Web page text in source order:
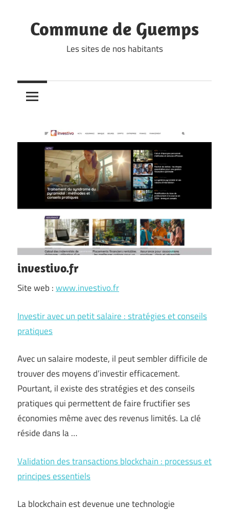
content
Commune de Guemps
Les sites de nos habitants
investivo.fr
Site web :www.investivo.fr
Investir avec un petit salaire : stratégies et conseils
pratiques
Avec un salaire modeste, il peut sembler difficile de
trouver des moyens d’investir efficacement.
Pourtant, il existe des stratégies et des conseils
pratiques qui permettent de faire fructifier ses
économies même avec des revenus limités. La clé
réside dans la …
Validation des transactions blockchain : processus et
principes essentiels
La blockchain est devenue une technologie